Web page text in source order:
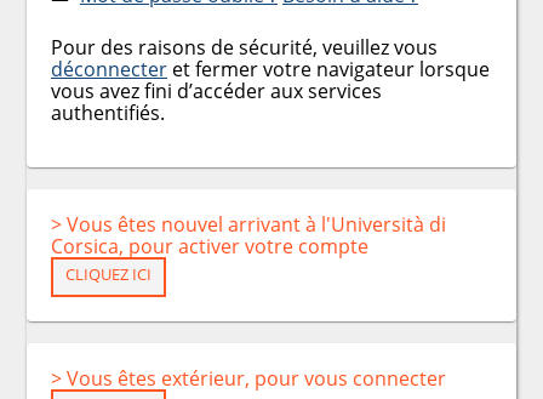
Pour des raisons de sécurité, veuillez vous
déconnecter et fermer votre navigateur lorsque
vous avez fini d’accéder aux services
authentifiés.
> Vous êtes nouvel arrivant à l'Università di
Corsica, pour activer votre compte
CLIQUEZ ICI
> Vous êtes extérieur, pour vous connecter